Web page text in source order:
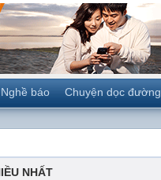
Nghề báo Chuyện dọc đường
NHẤT